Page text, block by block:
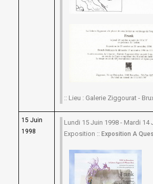
:: Lieu : Galerie Ziggourat -
15 Juin
1998
Lundi 15 Juin 1998 - Mardi 14
Exposition :: Exposition A